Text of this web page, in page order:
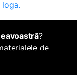
?
de